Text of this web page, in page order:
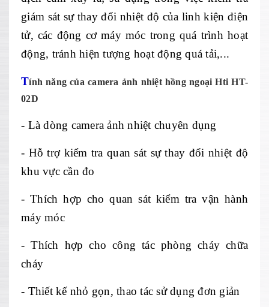
giám sát sự thay đổi nhiệt độ của linh kiện điện
tử, các động cơ máy móc trong quá trình hoạt
động, tránh hiện tượng hoạt động quá tải,...
Tính năng của camera ảnh nhiệt hồng ngoạiHti HT-
02D
- Là dòng cameraảnh nhiệt chuyên dụng
- Hỗ trợ kiểm tra quan sát sự thay đổi nhiệt độ
khu vực cần đo
- Thích hợp cho quan sát kiểm tra vận hành
máy móc
- Thích hợp cho công tác phòng cháy chữa
cháy
- Thiết kế nhỏ gọn, thao tác sử dụng đơn giản